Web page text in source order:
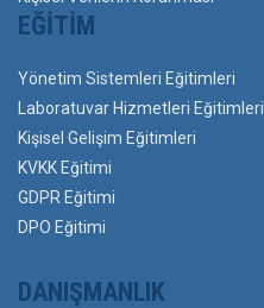
EĞITIM
Yönetim Sistemleri Eğitimleri
Laboratuvar Hizmetleri Eğitimleri
Kişisel Gelişim Eğitimleri
KVKK Eğitimi
GDPR Eğitimi
DPO Eğitimi
DANIŞMANLIK